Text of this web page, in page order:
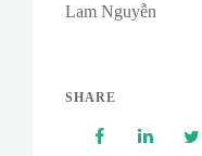
Lam Nguyễn
SHARE